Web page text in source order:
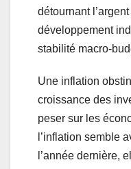
détournant
développement
stabilité macro-
Une inflation
croissance des
peser sur les
l’inflation semble
l’année dernière,